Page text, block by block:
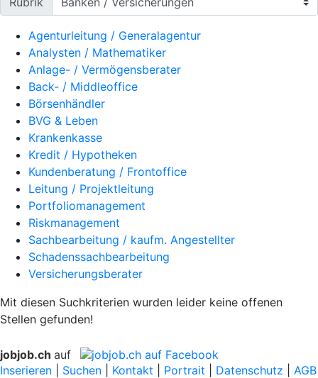
Agenturleitung / Generalagentur
Analysten / Mathematiker
Anlage- / Vermögensberater
Back- / Middleoffice
Börsenhändler
BVG & Leben
Krankenkasse
Kredit / Hypotheken
Kundenberatung / Frontoffice
Leitung / Projektleitung
Portfoliomanagement
Riskmanagement
Sachbearbeitung / kaufm. Angestellter
Schadenssachbearbeitung
Versicherungsberater
Mit diesen Suchkriterien wurden leider keine offenen
Stellen gefunden!
jobjob.ch auf
Inserieren
Suchen Kontakt Portrait Datenschutz AGB